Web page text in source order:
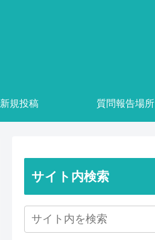
新規投稿 質問報告場所
サイト内検索